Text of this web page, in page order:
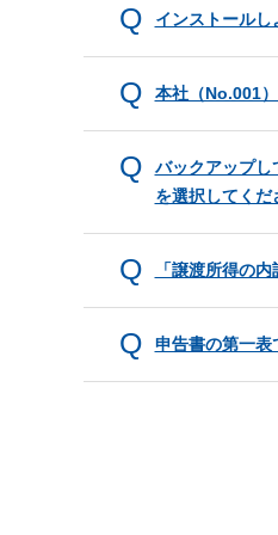
インストールし
本社（No.001
バックアップし
を選択してくだ
「譲渡所得の
申告書の第一表